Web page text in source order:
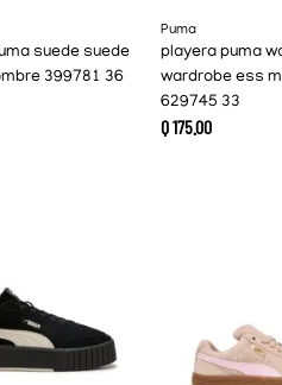
suede suede
399781 36
Puma
playera puma
wardrobe ess
629745 33
Q17500